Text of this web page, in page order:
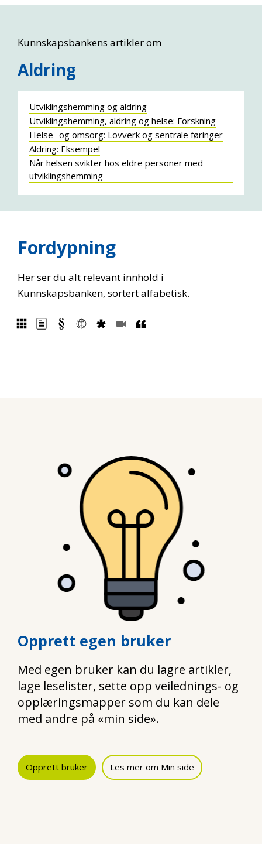
Kunnskapsbankens artikler om
Aldring
Utviklingshemming og aldring
Utviklingshemming, aldring og helse: Forskning
Helse- og omsorg: Lovverk og sentrale føringer
Aldring: Eksempel
Når helsen svikter hos eldre personer med
utviklingshemming
Fordypning
Her ser du alt relevant innhold i
Kunnskapsbanken, sortert alfabetisk.
Opprett egen bruker
Med egen bruker kan du lagre artikler,
lage leselister, sette opp veilednings- og
opplæringsmapper som du kan dele
med andre på «min side».
Opprett bruker Les mer om Min side